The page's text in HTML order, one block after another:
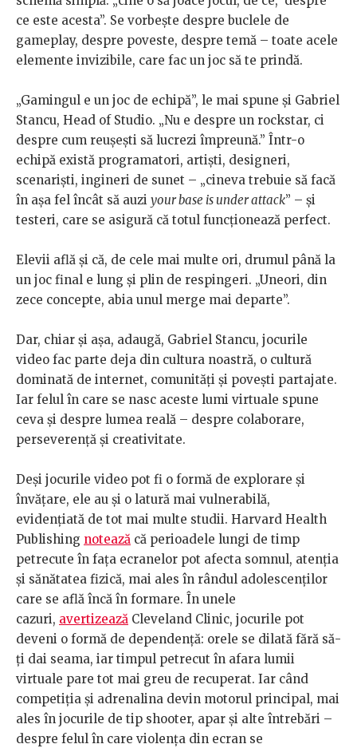
ce este acesta”. Se vorbește despre buclele de
gameplay, despre poveste, despre temă – toate acele
elemente invizibile, care fac un joc să te prindă.
„Gamingul e un joc de echipă”, le mai spune și Gabriel
Stancu, Head of Studio. „Nu e despre un rockstar, ci
despre cum reușești să lucrezi împreună.” Într-o
echipă există programatori, artiști, designeri,
scenariști, ingineri de sunet – „cineva trebuie să facă
în așa fel încât să auzi your base is under attack” – și
testeri, care se asigură că totul funcționează perfect.
Elevii află și că, de cele mai multe ori, drumul până la
un joc final e lung și plin de respingeri. „Uneori, din
zece concepte, abia unul merge mai departe”.
Dar, chiar și așa, adaugă, Gabriel Stancu, jocurile
video fac parte deja din cultura noastră, o cultură
dominată de internet, comunități și povești partajate.
Iar felul în care se nasc aceste lumi virtuale spune
ceva și despre lumea reală – despre colaborare,
perseverență și creativitate.
Deși jocurile video pot fi o formă de explorare și
învățare, ele au și o latură mai vulnerabilă,
evidențiată de tot mai multe studii. Harvard Health
Publishing notează că perioadele lungi de timp
petrecute în fața ecranelor pot afecta somnul, atenția
și sănătatea fizică, mai ales în rândul adolescenților
care se află încă în formare. În unele
cazuri, avertizează Cleveland Clinic, jocurile pot
deveni o formă de dependență: orele se dilată fără să-
ți dai seama, iar timpul petrecut în afara lumii
virtuale pare tot mai greu de recuperat. Iar când
competiția și adrenalina devin motorul principal, mai
ales în jocurile de tip shooter, apar și alte întrebări –
despre felul în care violența din ecran se